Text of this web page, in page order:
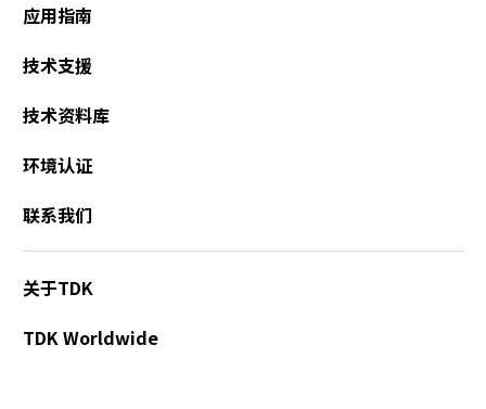
应用指南
技术支援
技术资料库
环境认证
联系我们
关于TDK
TDK Worldwide